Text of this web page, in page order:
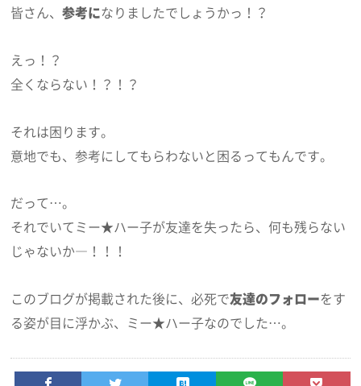
皆さん、参考になりましたでしょうかっ！？
えっ！？
全くならない！？！？
それは困ります。
意地でも、参考にしてもらわないと困るってもんです。
だって…。
それでいてミー★ハー子が友達を失ったら、何も残らない
じゃないか―！！！
このブログが掲載された後に、必死で友達のフォローをす
る姿が目に浮かぶ、ミー★ハー子なのでした…。